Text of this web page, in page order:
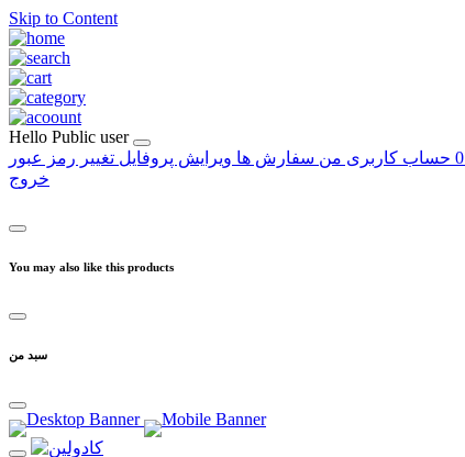
Skip to Content
Hello Public user
0 حساب کاربری من سفارش ها ویرایش پروفایل تغییر رمز عبور
خروج
You may also like this products
سبد من